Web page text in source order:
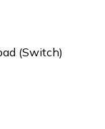
(Switch)